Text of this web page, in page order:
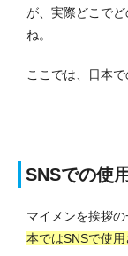
が、実際どこで
ね。
ここでは、日本
SNSでの使
マイメンを挨拶
本ではSNSで使